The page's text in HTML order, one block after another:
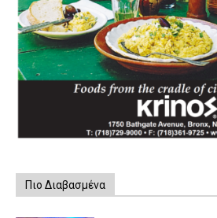
Πιο Διαβασμένα